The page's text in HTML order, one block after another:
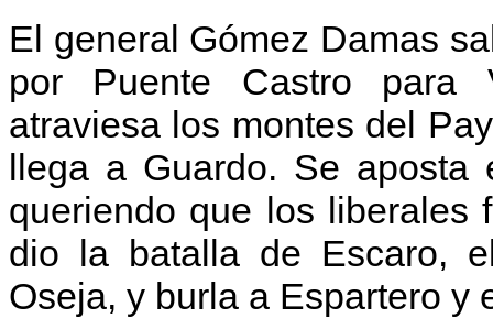
El general Gómez Damas
por Puente Castro para
atraviesa los montes del
llega a Guardo. Se aposta
queriendo que los liberales
dio la batalla de Escaro,
Oseja, y burla a Espartero y